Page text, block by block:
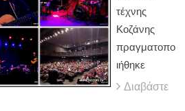
τέχνης
Κοζάνης
πραγματοπο
ιήθηκε
Διαβάστε